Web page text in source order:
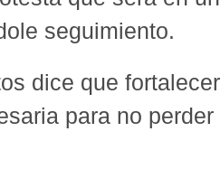
seguimiento.
dice que
para no